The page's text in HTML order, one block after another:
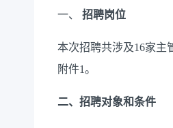
一、 招聘岗位
本次招聘共涉及16家主
附件1。
二、招聘对象和条件